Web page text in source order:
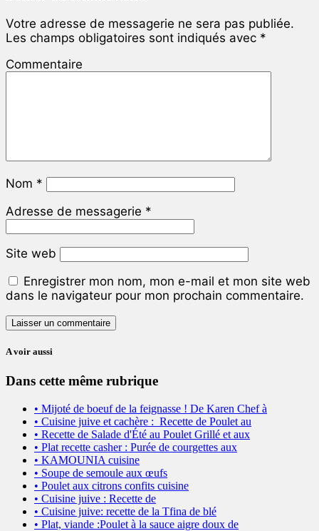
Votre adresse de messagerie ne sera pas publiée.
Les champs obligatoires sont indiqués avec *
Commentaire
Nom *
Adresse de messagerie *
Site web
Enregistrer mon nom, mon e-mail et mon site web
dans le navigateur pour mon prochain commentaire.
A voir aussi
Dans cette même rubrique
• Mijoté de boeuf de la feignasse ! De Karen Chef à
• Cuisine juive et cachère : Recette de Poulet au
• Recette de Salade d'Été au Poulet Grillé et aux
• Plat recette casher : Purée de courgettes aux
• KAMOUNIA cuisine
• Soupe de semoule aux œufs
• Poulet aux citrons confits cuisine
• Cuisine juive : Recette de
• Cuisine juive: recette de la Tfina de blé
• Plat, viande :Poulet à la sauce aigre doux de